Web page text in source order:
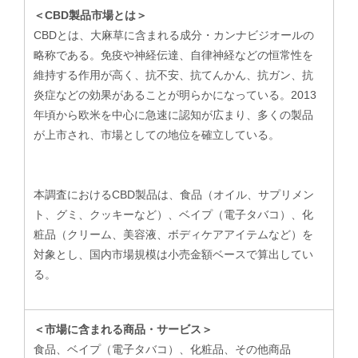
＜CBD製品市場とは＞
CBDとは、大麻草に含まれる成分・カンナビジオールの
略称である。免疫や神経伝達、自律神経などの恒常性を
維持する作用が高く、抗不安、抗てんかん、抗ガン、抗
炎症などの効果があることが明らかになっている。2013
年頃から欧米を中心に急速に認知が広まり、多くの製品
が上市され、市場としての地位を確立している。
​本調査におけるCBD製品は、食品（オイル、サプリメン
ト、グミ、クッキーなど）、ベイプ（電子タバコ）、化
粧品（クリーム、美容液、ボディケアアイテムなど）を
対象とし、国内市場規模は小売金額ベースで算出してい
る。
＜市場に含まれる商品・サービス＞
食品、ベイプ（電子タバコ）、化粧品、その他商品